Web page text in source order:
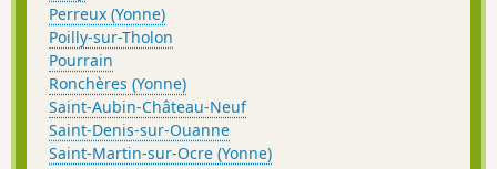
Perreux (Yonne)
Poilly-sur-Tholon
Pourrain
Ronchères (Yonne)
Saint-Aubin-Château-Neuf
Saint-Denis-sur-Ouanne
Saint-Martin-sur-Ocre (Yonne)